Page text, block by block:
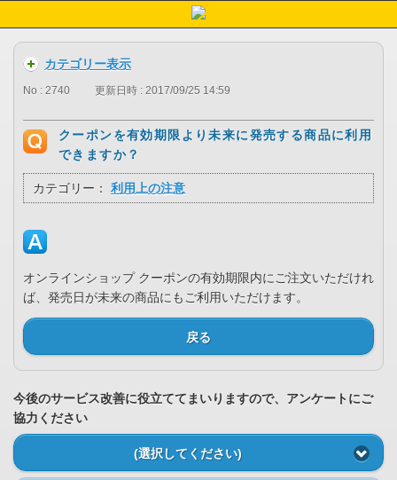
カテゴリー表示
No : 2740 更新日時 : 2017/09/25 14:59
クーポンを有効期限より未来に発売する商品に利用
できますか？
カテゴリー： 利用上の注意
オンラインショップ クーポンの有効期限内にご注文いただけれ
ば、発売日が未来の商品にもご利用いただけます。
戻る
今後のサービス改善に役立ててまいりますので、アンケートにご
協力ください
(選択してください)